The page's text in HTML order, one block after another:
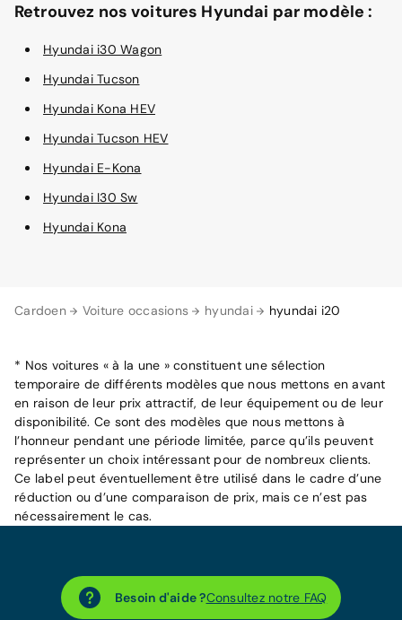
Cardoen Voiture occasions hyundai hyundai i20
Retrouvez nos voitures Hyundai par modèle :
Hyundai i30 Wagon
Hyundai Tucson
Hyundai Kona HEV
Hyundai Tucson HEV
Hyundai E-Kona
Hyundai I30 Sw
Hyundai Kona
* Nos voitures « à la une » constituent une sélection
temporaire de différents modèles que nous mettons en avant
en raison de leur prix attractif, de leur équipement ou de leur
disponibilité. Ce sont des modèles que nous mettons à
l’honneur pendant une période limitée, parce qu’ils peuvent
représenter un choix intéressant pour de nombreux clients.
Ce label peut éventuellement être utilisé dans le cadre d’une
réduction ou d’une comparaison de prix, mais ce n’est pas
nécessairement le cas.
Besoin d'aide ?Consultez notre FAQ